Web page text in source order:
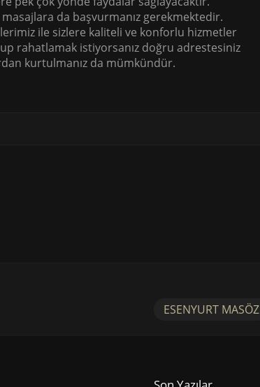
da başvurmanız gerekmektedir.
ile sizlere kaliteli ve konforlu hizmetler
rahatlamak istiyorsanız doğru adrestesiniz
kurtulmanız da mümkündür.
ESENYURT MASÖZ